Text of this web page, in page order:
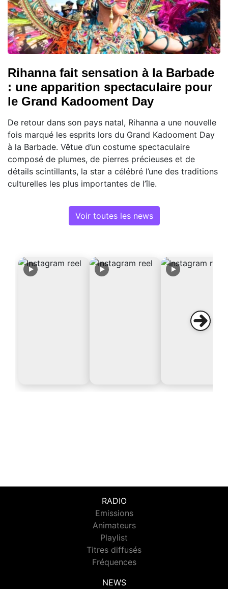
Rihanna fait sensation à la Barbade
: une apparition spectaculaire pour
le Grand Kadooment Day
De retour dans son pays natal, Rihanna a une nouvelle
fois marqué les esprits lors du Grand Kadooment Day
à la Barbade. Vêtue d’un costume spectaculaire
composé de plumes, de pierres précieuses et de
détails scintillants, la star a célébré l’une des traditions
culturelles les plus importantes de l’île.
Voir toutes les news
RADIO
Emissions
Animateurs
Playlist
Titres diffusés
Fréquences
NEWS